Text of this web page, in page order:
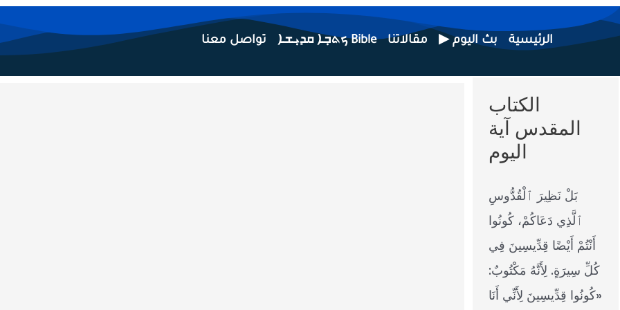
تواصل معنا ܟܬܒ݂ܐ ܩܕܝ݂ܫܐ Bible مقالاتنا ▶ بث اليوم الرئيسية
الكتاب
المقدس آية
اليوم
بَلْ نَظِيرَ ٱلْقُدُّوسِ
ٱلَّذِي دَعَاكُمْ، كُونُوا
أَنْتُمْ أَيْضًا قِدِّيسِينَ فِي
كُلِّ سِيرَةٍ. لِأَنَّهُ مَكْتُوبٌ:
«كُونُوا قِدِّيسِينَ لِأَنِّي أَنَا